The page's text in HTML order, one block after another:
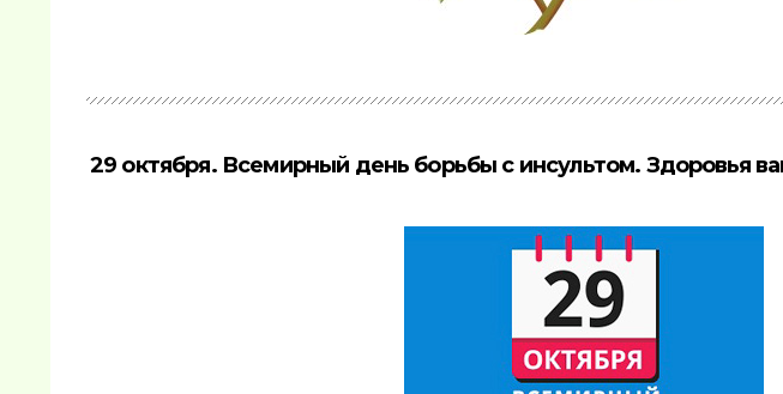
29 октября. Всемирный день борьбы с инсультом. Здоровья